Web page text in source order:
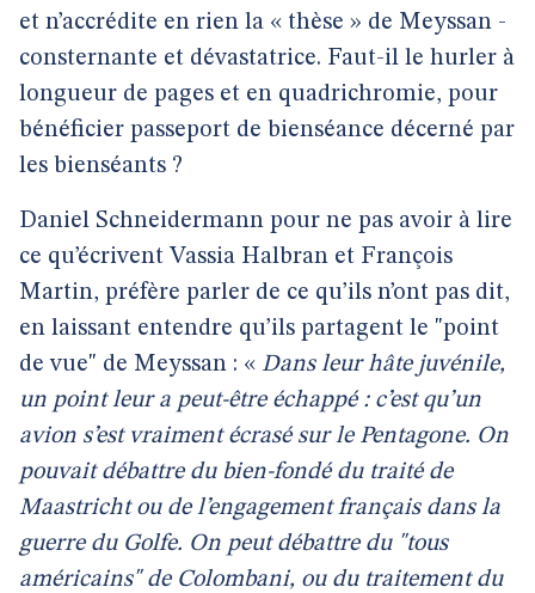
et n’accrédite en rien la « thèse » de Meyssan -
consternante et dévastatrice. Faut-il le hurler à
longueur de pages et en quadrichromie, pour
bénéficier passeport de bienséance décerné par
les bienséants ?
Daniel Schneidermann pour ne pas avoir à lire
ce qu’écrivent Vassia Halbran et François
Martin, préfère parler de ce qu’ils n’ont pas dit,
en laissant entendre qu’ils partagent le "point
de vue" de Meyssan : « Dans leur hâte juvénile,
un point leur a peut-être échappé : c’est qu’un
avion s’est vraiment écrasé sur le Pentagone. On
pouvait débattre du bien-fondé du traité de
Maastricht ou de l’engagement français dans la
guerre du Golfe. On peut débattre du "tous
américains" de Colombani, ou du traitement du